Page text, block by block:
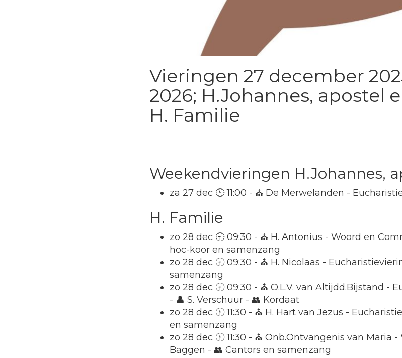
Vieringen 27 december
2026; H.Johannes, apostel
H. Familie
Weekendvieringen H.Johannes,
za 27 dec 🕚 11:00 - ⛪ De Merwelanden -
H. Familie
zo 28 dec 🕤 09:30 - ⛪ H. Antonius - Woord en
hoc-koor en samenzang
zo 28 dec 🕤 09:30 - ⛪ H. Nicolaas -
samenzang
zo 28 dec 🕤 09:30 - ⛪ O.L.V. van Altijdd.Bijstand
- 👤 S. Verschuur - 👥 Kordaat
zo 28 dec 🕦 11:30 - ⛪ H. Hart van Jezus -
en samenzang
zo 28 dec 🕦 11:30 - ⛪ Onb.Ontvangenis van Maria
Baggen - 👥 Cantors en samenzang